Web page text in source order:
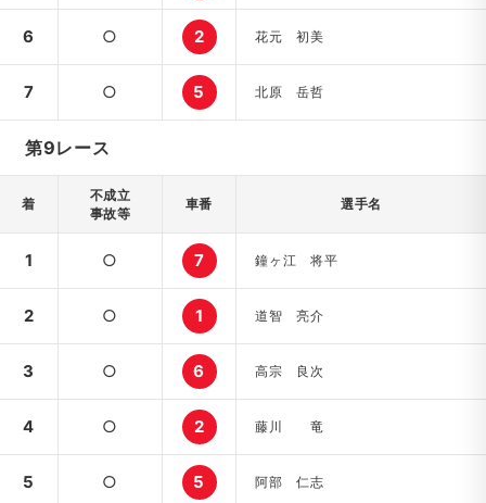
6 ○ 2 花元 初美
7 ○ 5 北原 岳哲
第9レース
着
不成立
事故等
車番 選手名
1 ○ 7 鐘ヶ江 将平
2 ○ 1 道智 亮介
3 ○ 6 高宗 良次
4 ○ 2 藤川 竜
5 ○ 5 阿部 仁志